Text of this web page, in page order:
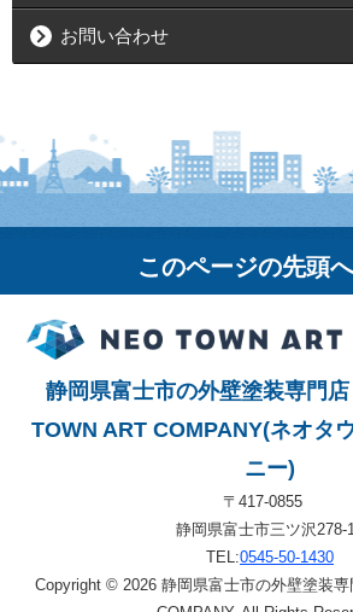
お問い合わせ
このページの先頭
静岡県富士市の外壁塗装専門
TOWN ART COMPANY(ネオタ
ニー)
〒417-0855
静岡県富士市三ツ沢278-
TEL:0545-50-1430
Copyright © 2026 静岡県富士市の外壁塗装